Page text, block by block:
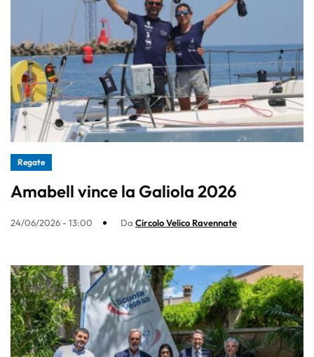
Regate
Amabell vince la Galiola 2026
24/06/2026 - 13:00 Da Circolo Velico Ravennate